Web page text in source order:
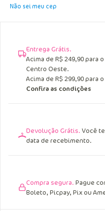
Não sei meu cep
Entrega Grátis.
Acima de R$ 249,90 para
Centro Oeste.
Acima de R$ 299,90 para
Confira as condições
Devolução Grátis. Você
data de recebimento.
Compra segura. Pague
Boleto, Picpay, Pix ou